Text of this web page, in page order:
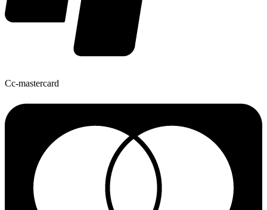
Cc-mastercard